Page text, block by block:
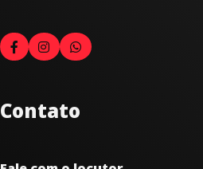
Contato